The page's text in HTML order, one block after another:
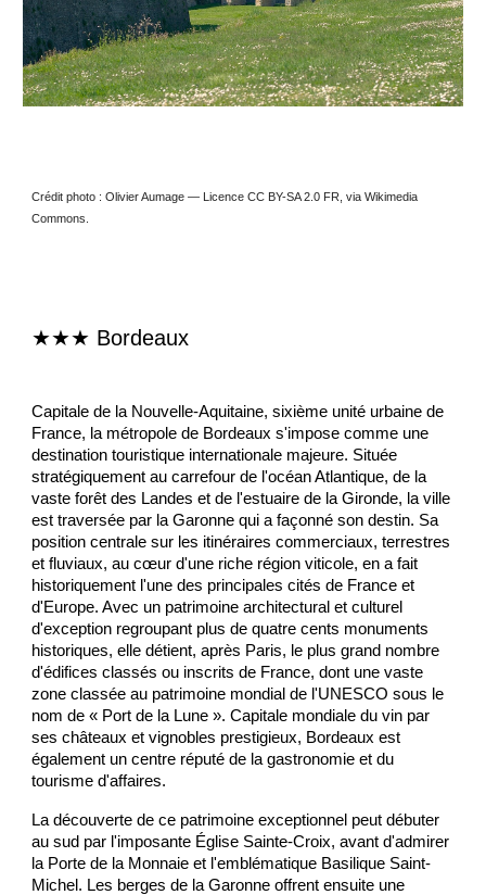
Crédit photo : Olivier Aumage — Licence CC BY-SA 2.0 FR, via Wikimedia
Commons.
★★★ Bordeaux
Capitale de la Nouvelle-Aquitaine, sixième unité urbaine de
France, la métropole de Bordeaux s'impose comme une
destination touristique internationale majeure. Située
stratégiquement au carrefour de l'océan Atlantique, de la
vaste forêt des Landes et de l'estuaire de la Gironde, la ville
est traversée par la Garonne qui a façonné son destin. Sa
position centrale sur les itinéraires commerciaux, terrestres
et fluviaux, au cœur d'une riche région viticole, en a fait
historiquement l'une des principales cités de France et
d'Europe. Avec un patrimoine architectural et culturel
d'exception regroupant plus de quatre cents monuments
historiques, elle détient, après Paris, le plus grand nombre
d'édifices classés ou inscrits de France, dont une vaste
zone classée au patrimoine mondial de l'UNESCO sous le
nom de « Port de la Lune ». Capitale mondiale du vin par
ses châteaux et vignobles prestigieux, Bordeaux est
également un centre réputé de la gastronomie et du
tourisme d'affaires.
La découverte de ce patrimoine exceptionnel peut débuter
au sud par l'imposante Église Sainte-Croix, avant d'admirer
la Porte de la Monnaie et l'emblématique Basilique Saint-
Michel. Les berges de la Garonne offrent ensuite une